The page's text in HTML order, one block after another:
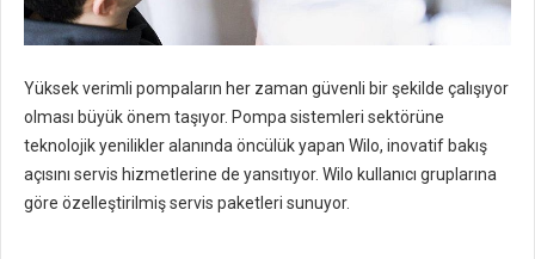
Yüksek verimli pompaların her zaman güvenli bir şekilde çalışıyor
olması büyük önem taşıyor. Pompa sistemleri sektörüne
teknolojik yenilikler alanında öncülük yapan Wilo, inovatif bakış
açısını servis hizmetlerine de yansıtıyor. Wilo kullanıcı gruplarına
göre özelleştirilmiş servis paketleri sunuyor.